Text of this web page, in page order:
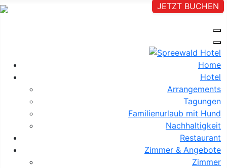
JETZT BUCHEN
Home
Hotel
Arrangements
Tagungen
Familienurlaub mit Hund
Nachhaltigkeit
Restaurant
Zimmer & Angebote
Zimmer